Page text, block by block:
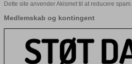
Dette site anvender Akismet til at reducere spam.
Medlemskab og kontingent